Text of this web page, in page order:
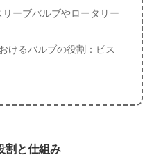
ーブバルブやロータリー
けるバルブの役割：ピス
割と仕組み